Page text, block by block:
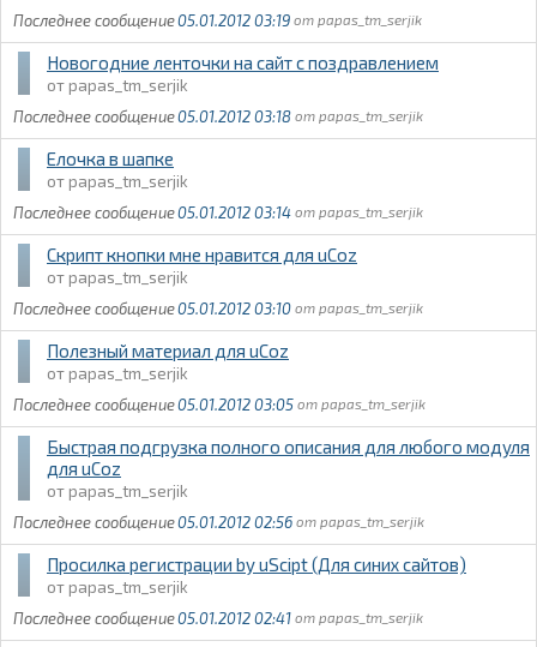
05.01.2012 03:19
papas_tm_serjik
Новогодние ленточки на сайт с поздравлением
papas_tm_serjik
05.01.2012 03:18
papas_tm_serjik
Елочка в шапке
papas_tm_serjik
05.01.2012 03:14
papas_tm_serjik
Скрипт кнопки мне нравится для uCoz
papas_tm_serjik
05.01.2012 03:10
papas_tm_serjik
Полезный материал для uCoz
papas_tm_serjik
05.01.2012 03:05
papas_tm_serjik
Быстрая подгрузка полного описания для любого модуля
для uCoz
papas_tm_serjik
05.01.2012 02:56
papas_tm_serjik
Просилка регистрации by uScipt (Для синих сайтов)
papas_tm_serjik
05.01.2012 02:41
papas_tm_serjik